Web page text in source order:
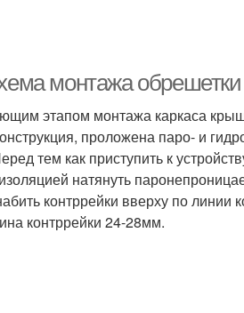
монтажа
этапом монтажа каркаса
проложена паро- и
тем как приступить к
натянуть
контррейки вверху по линии
контррейки 24-28мм.